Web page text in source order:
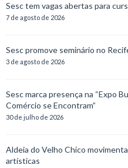
Sesc tem vagas abertas para
7 de agosto de 2026
Sesc promove seminário no
3 de agosto de 2026
Sesc marca presença na “Expo
Comércio se Encontram”
30 de julho de 2026
Aldeia do Velho Chico
artísticas